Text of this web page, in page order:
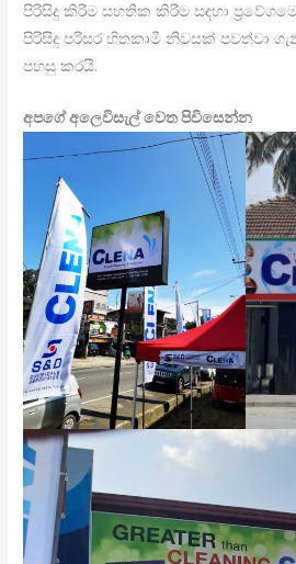
පිරිසිදු කිරීම සහතික කිරීම සඳහා
පිරිසිදු පරිසර හිතකාමී නිවසක් පවත්වා
පහසු කරයි.
අපගේ අලෙවිසැල් වෙත පිවිසෙන්න